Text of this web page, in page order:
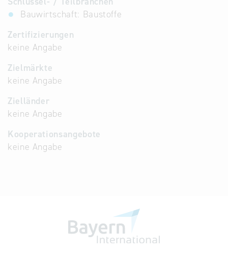
Bauwirtschaft: Baustoffe
Zertifizierungen
keine Angabe
Zielmärkte
keine Angabe
Zielländer
keine Angabe
Kooperationsangebote
keine Angabe